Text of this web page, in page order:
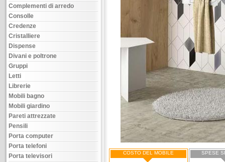
Complementi di arredo
Consolle
Credenze
Cristalliere
Dispense
Divani e poltrone
Gruppi
Letti
Librerie
Mobili bagno
Mobili giardino
Pareti attrezzate
Pensili
Porta computer
Porta telefoni
Porta televisori
COSTO DEL MOBILE SPESE